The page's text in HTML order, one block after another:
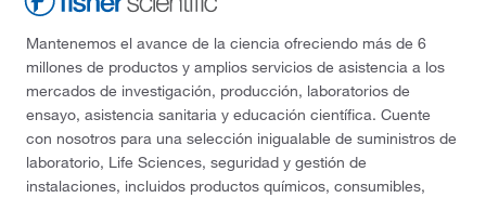
Mantenemos el avance de la ciencia ofreciendo más de 6
millones de productos y amplios servicios de asistencia a los
mercados de investigación, producción, laboratorios de
ensayo, asistencia sanitaria y educación científica. Cuente
con nosotros para una selección inigualable de suministros de
laboratorio, Life Sciences, seguridad y gestión de
instalaciones, incluidos productos químicos, consumibles,